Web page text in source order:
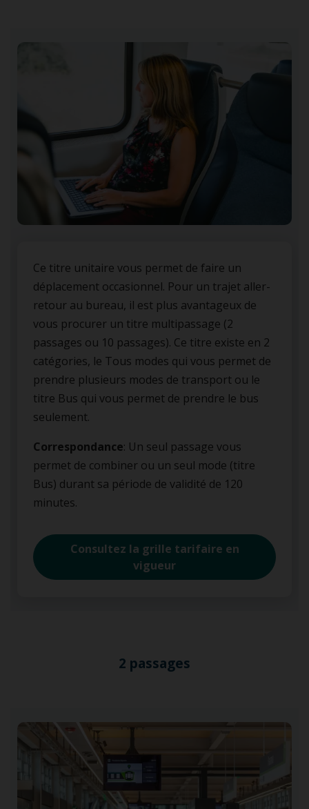
Ce titre unitaire vous permet de faire un
déplacement occasionnel. Pour un trajet aller-
retour au bureau, il est plus avantageux de
vous procurer un titre multipassage (2
passages ou 10 passages). Ce titre existe en 2
catégories, le Tous modes qui vous permet de
prendre plusieurs modes de transport ou le
titre Bus qui vous permet de prendre le bus
seulement.
Correspondance: Un seul passage vous
permet de combiner ou un seul mode (titre
Bus) durant sa période de validité de 120
minutes.
Consultez la grille tarifaire en
vigueur
2 passages